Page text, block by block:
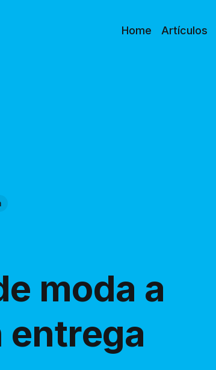
Home Artículos
moda a
entrega